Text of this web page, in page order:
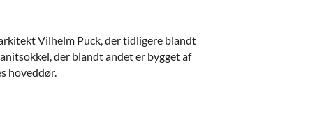
Vilhelm Puck, der tidligere blandt
der blandt andet er bygget af
hoveddør.